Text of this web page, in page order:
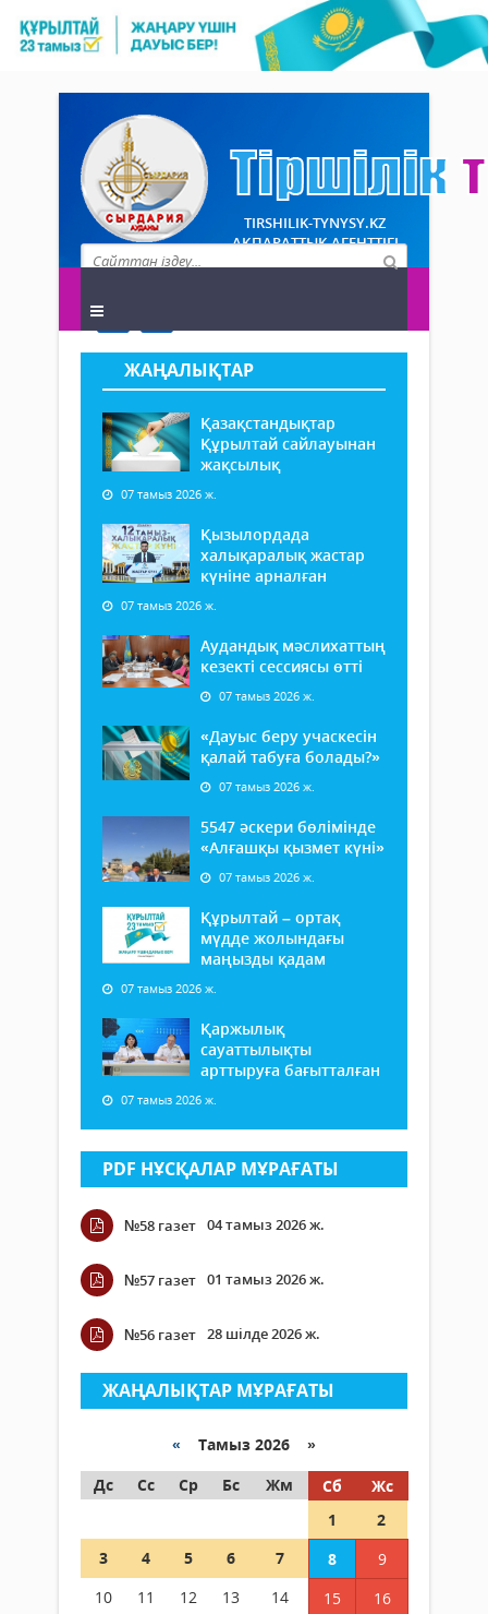
TIRSHILIK-TYNYSY.KZ
АҚПАРАТТЫҚ АГЕНТТІГІ
ЖАҢАЛЫҚТАР
Қазақстандықтар
Құрылтай сайлауынан
жақсылық
07 тамыз 2026 ж.
Қызылордада
халықаралық жастар
күніне арналған
07 тамыз 2026 ж.
Аудандық мәслихаттың
кезекті сессиясы өтті
07 тамыз 2026 ж.
«Дауыс беру учаскесін
қалай табуға болады?»
07 тамыз 2026 ж.
5547 әскери бөлімінде
«Алғашқы қызмет күні»
07 тамыз 2026 ж.
Құрылтай – ортақ
мүдде жолындағы
маңызды қадам
07 тамыз 2026 ж.
Қаржылық
сауаттылықты
арттыруға бағытталған
07 тамыз 2026 ж.
PDF НҰСҚАЛАР МҰРАҒАТЫ
№58 газет 04 тамыз 2026 ж.
№57 газет 01 тамыз 2026 ж.
№56 газет 28 шілде 2026 ж.
ЖАҢАЛЫҚТАР МҰРАҒАТЫ
« Тамыз 2026 »
Дс
Сс Ср Бс Жм Сб
Жс
1
2
3
4 5 6 7 8
9
10
11 12 13 14 15
16